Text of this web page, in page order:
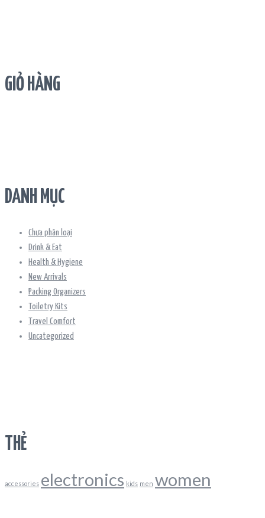
GIỎ HÀNG
DANH MỤC
Chưa phân loại
Drink & Eat
Health & Hygiene
New Arrivals
Packing Organizers
Toiletry Kits
Travel Comfort
Uncategorized
THẺ
accessories electronics kids men women